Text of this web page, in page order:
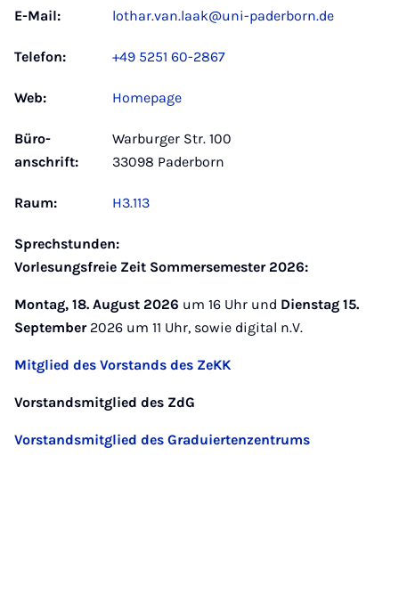
E-Mail: lothar.van.laak@uni-paderborn.de
Telefon: +49 5251 60-2867
Web: Homepage
Büro­
anschrift:
Warburger Str. 100
33098 Paderborn
Raum: H3.113
Sprechstunden:
Vorlesungsfreie Zeit Sommersemester 2026:
Montag, 18. August 2026 um 16 Uhr und Dienstag 15.
September 2026 um 11 Uhr, sowie digital n.V.
Mitglied des Vorstands des ZeKK
Vorstandsmitglied des ZdG
Vor­standsmitglied des Gra­du­ier­ten­zen­trums